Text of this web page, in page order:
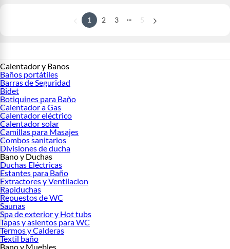
1 2 3 ... 5
Calentador y Banos
Baños portátiles
Barras de Seguridad
Bidet
Botiquines para Baño
Calentador a Gas
Calentador eléctrico
Calentador solar
Camillas para Masajes
Combos sanitarios
Divisiones de ducha
Bano y Duchas
Duchas Eléctricas
Estantes para Baño
Extractores y Ventilacion
Rapiduchas
Repuestos de WC
Saunas
Spa de exterior y Hot tubs
Tapas y asientos para WC
Termos y Calderas
Textil baño
Bano y Muebles